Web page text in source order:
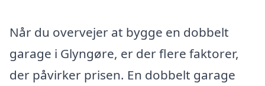
Når du overvejer at bygge en dobbelt
garage i Glyngøre, er der flere faktorer,
der påvirker prisen. En dobbelt garage